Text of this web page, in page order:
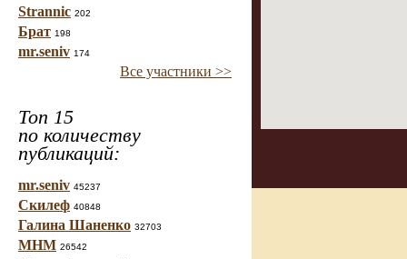
Strannic 202
Брат 198
mr.seniv 174
Все участники >>
Топ 15
по количеству
публикаций:
mr.seniv 45237
Скилеф 40848
Галина Шаненко 32703
МНМ 26542